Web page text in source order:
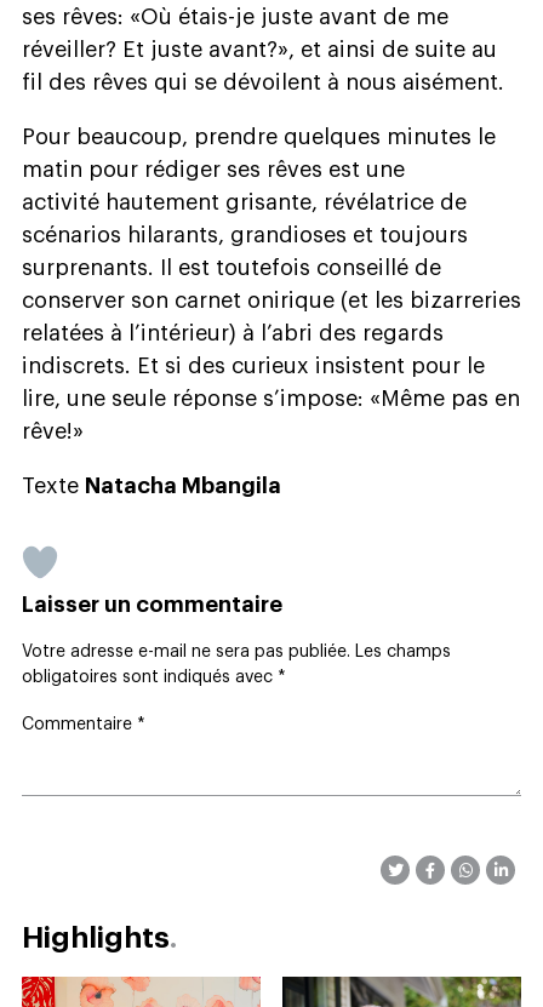
ses rêves: «Où étais-je juste avant de me
réveiller? Et juste avant?», et ainsi de suite au
fil des rêves qui se dévoilent à nous aisément.
Pour beaucoup, prendre quelques minutes le
matin pour rédiger ses rêves est une
activité hautement grisante, révélatrice de
scénarios hilarants, grandioses et toujours
surprenants. Il est toutefois conseillé de
conserver son carnet onirique (et les bizarreries
relatées à l’intérieur) à l’abri des regards
indiscrets. Et si des curieux insistent pour le
lire, une seule réponse s’impose: «Même pas en
rêve!»
Texte Natacha Mbangila
Laisser un commentaire
Votre adresse e-mail ne sera pas publiée. Les champs
obligatoires sont indiqués avec *
Commentaire *
Highlights